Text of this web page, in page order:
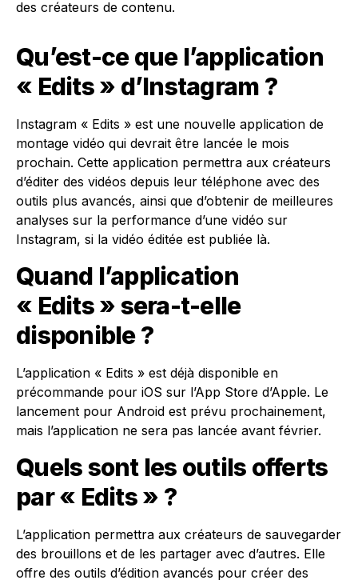
des créateurs de contenu.
Qu’est-ce que l’application
« Edits » d’Instagram ?
Instagram « Edits » est une nouvelle application de
montage vidéo qui devrait être lancée le mois
prochain. Cette application permettra aux créateurs
d’éditer des vidéos depuis leur téléphone avec des
outils plus avancés, ainsi que d’obtenir de meilleures
analyses sur la performance d’une vidéo sur
Instagram, si la vidéo éditée est publiée là.
Quand l’application
« Edits » sera-t-elle
disponible ?
L’application « Edits » est déjà disponible en
précommande pour iOS sur l’App Store d’Apple. Le
lancement pour Android est prévu prochainement,
mais l’application ne sera pas lancée avant février.
Quels sont les outils offerts
par « Edits » ?
L’application permettra aux créateurs de sauvegarder
des brouillons et de les partager avec d’autres. Elle
offre des outils d’édition avancés pour créer des